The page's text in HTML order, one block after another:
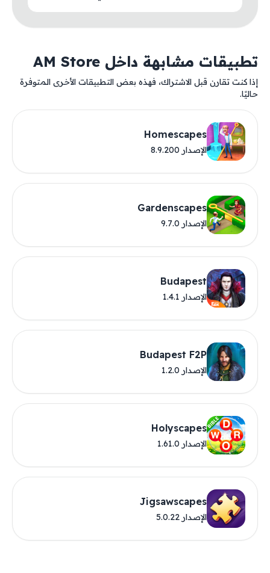
تطبيقات مشابهة داخل AM Store
إذا كنت تقارن قبل الاشتراك، فهذه بعض التطبيقات الأخرى المتوفرة
حاليًا.
Homescapes
الإصدار 8.9.200
Gardenscapes
الإصدار 9.7.0
Budapest
الإصدار 1.4.1
Budapest F2P
الإصدار 1.2.0
Holyscapes
الإصدار 1.61.0
Jigsawscapes
الإصدار 5.0.22